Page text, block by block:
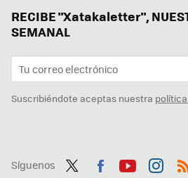
RECIBE "Xatakaletter",
SEMANAL
Suscribiéndote aceptas nuestra
Síguenos